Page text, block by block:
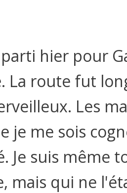
parti hier pour
La route fut
Les
je me sois
Je suis même
mais qui ne